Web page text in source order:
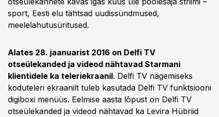
sport, Eesti elu tähtsad uudissündmused,
meelelahutusüritused.
Alates 28. jaanuarist 2016 on Delfi TV
otseülekanded ja videod nähtavad Starmani
klientidele ka teleriekraanil. Delfi TV nägemiseks
koduteleri ekraanilt tuleb kasutada Delfi TV funktsiooni
digiboxi menüüs. Eelmise aasta lõpust on Delfi TV
otseülekanded ja videod nähtavad ka Levira Hübriid